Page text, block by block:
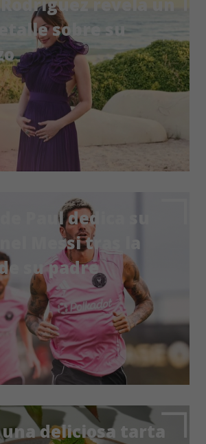
sobre su
Paul dedica su
Messi tras la
su padre
deliciosa tarta